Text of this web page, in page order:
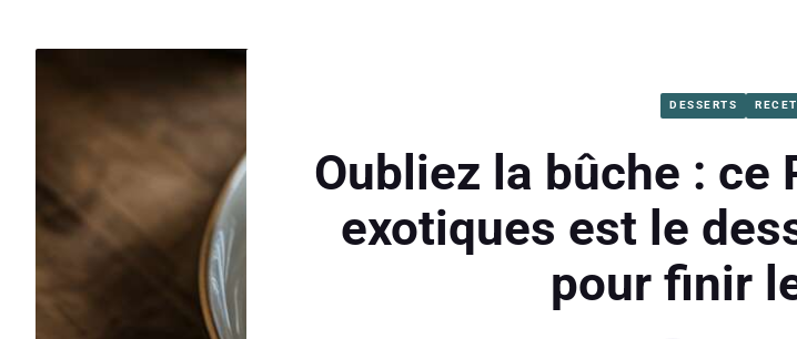
DESSERTS
Oubliez la bûche : ce
exotiques est le
pour finir